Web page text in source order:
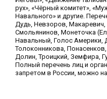
рух», «Чёрный комитет»,
Навального» и другие.
Дудь, Невзоров,
Смольянинов, Монеточка
Навальный, Голос Америки,
Толоконникова,
Долин, Троицкий, Земфира,
Полный перечень лиц и
запретом в России, можно